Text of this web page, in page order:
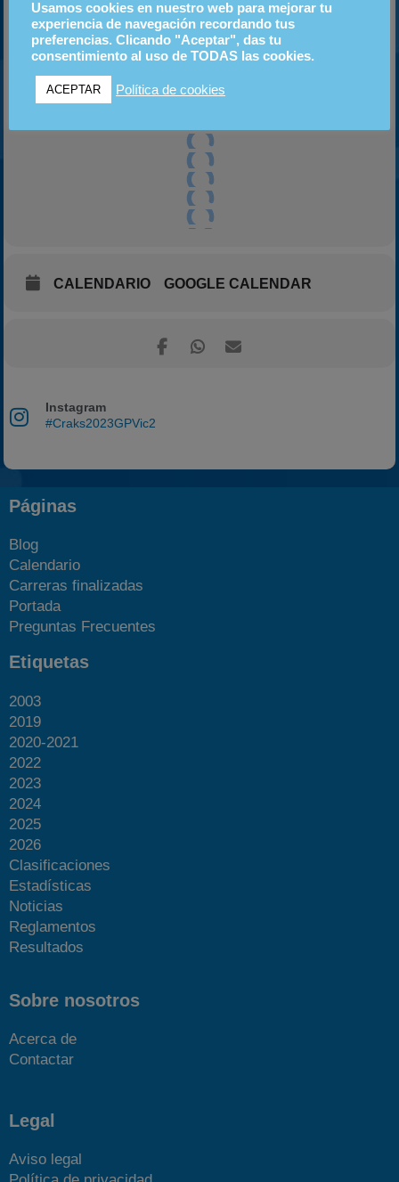
Más fotos
CALENDARIO GOOGLE CALENDAR
Instagram
#Craks2023GPVic2
Páginas
Blog
Calendario
Carreras finalizadas
Portada
Preguntas Frecuentes
Etiquetas
2003
2019
2020-2021
2022
2023
2024
2025
2026
Clasificaciones
Estadísticas
Noticias
Reglamentos
Resultados
Sobre nosotros
Acerca de
Contactar
Legal
Aviso legal
Usamos cookies en nuestro web para mejorar tu
experiencia de navegación recordando tus
preferencias. Clicando "Aceptar", das tu
consentimiento al uso de TODAS las cookies.
ACEPTAR Política de cookies